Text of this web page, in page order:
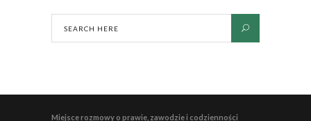
Miejsce rozmowy o prawie, zawodzie i codzienności